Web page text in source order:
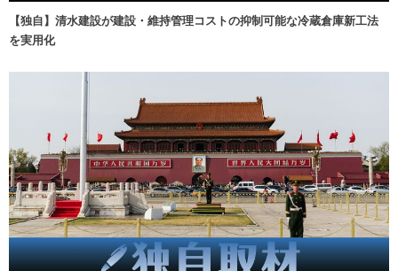
【独自】清水建設が建設・維持管理コストの抑制可能な冷蔵倉庫新工法
を実用化